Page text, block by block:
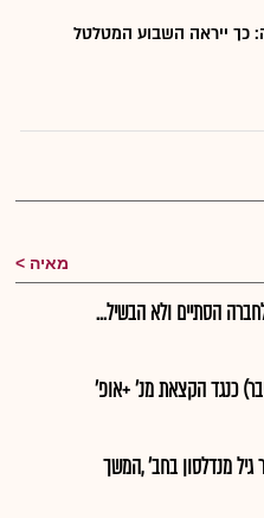
כך ייראה השבוע המטלטל
מאיה
הסתיים ולא הבשיל...
כנגד הקצאת מנ' +אופ'
מנדלסון בחב' ,המשך